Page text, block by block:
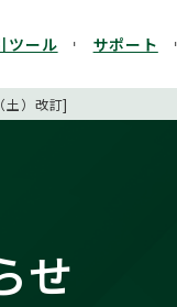
ツール サポート
土）改訂]
せ